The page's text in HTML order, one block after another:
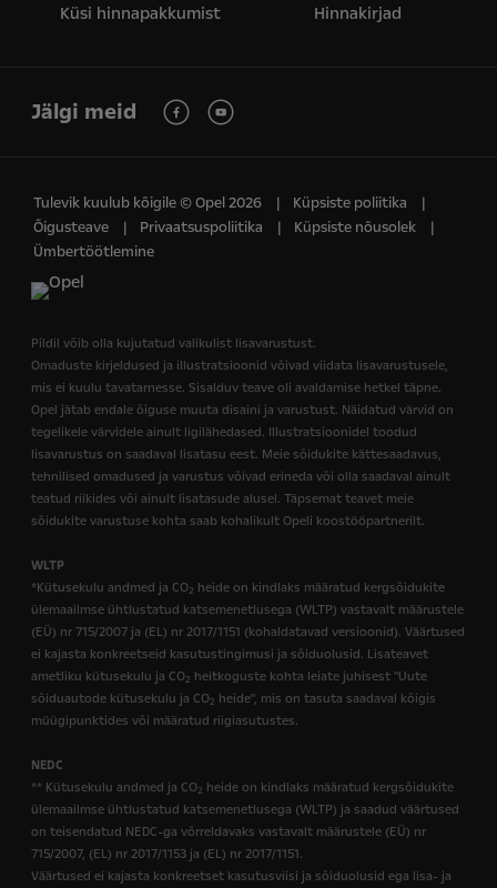
Küsi hinnapakkumist Hinnakirjad
Jälgi meid
Tulevik kuulub kõigile © Opel 2026
Küpsiste poliitika
Õigusteave
Privaatsuspoliitika
Küpsiste nõusolek
Ümbertöötlemine
Pildil võib olla kujutatud valikulist lisavarustust.
Omaduste kirjeldused ja illustratsioonid võivad viidata lisavarustusele,
mis ei kuulu tavatarnesse. Sisalduv teave oli avaldamise hetkel täpne.
Opel jätab endale õiguse muuta disaini ja varustust. Näidatud värvid on
tegelikele värvidele ainult ligilähedased. Illustratsioonidel toodud
lisavarustus on saadaval lisatasu eest. Meie sõidukite kättesaadavus,
tehnilised omadused ja varustus võivad erineda või olla saadaval ainult
teatud riikides või ainult lisatasude alusel. Täpsemat teavet meie
sõidukite varustuse kohta saab kohalikult Opeli koostööpartnerilt.
WLTP
*Kütusekulu andmed ja CO2 heide on kindlaks määratud kergsõidukite
ülemaailmse ühtlustatud katsemenetlusega (WLTP) vastavalt määrustele
(EÜ) nr 715/2007 ja (EL) nr 2017/1151 (kohaldatavad versioonid). Väärtused
ei kajasta konkreetseid kasutustingimusi ja sõiduolusid. Lisateavet
ametliku kütusekulu ja CO2 heitkoguste kohta leiate juhisest "Uute
sõiduautode kütusekulu ja CO2 heide", mis on tasuta saadaval kõigis
müügipunktides või määratud riigiasutustes.
NEDC
** Kütusekulu andmed ja CO2 heide on kindlaks määratud kergsõidukite
ülemaailmse ühtlustatud katsemenetlusega (WLTP) ja saadud väärtused
on teisendatud NEDC-ga võrreldavaks vastavalt määrustele (EÜ) nr
715/2007, (EL) nr 2017/1153 ja (EL) nr 2017/1151.
Väärtused ei kajasta konkreetset kasutusviisi ja sõiduolusid ega lisa- ja